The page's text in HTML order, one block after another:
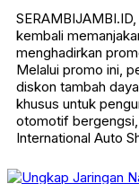
kembali
menghadirkan
Melalui promo ini,
diskon tambah
khusus untuk
otomotif
International Auto